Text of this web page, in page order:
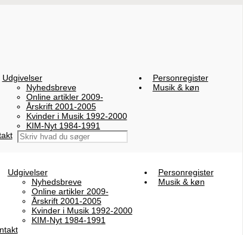
Udgivelser
Nyhedsbreve
Online artikler 2009-
Årskrift 2001-2005
Kvinder i Musik 1992-2000
KIM-Nyt 1984-1991
Personregister
Musik & køn
Udgivelser
Nyhedsbreve
Online artikler 2009-
Årskrift 2001-2005
Kvinder i Musik 1992-2000
KIM-Nyt 1984-1991
Personregister
Musik & køn